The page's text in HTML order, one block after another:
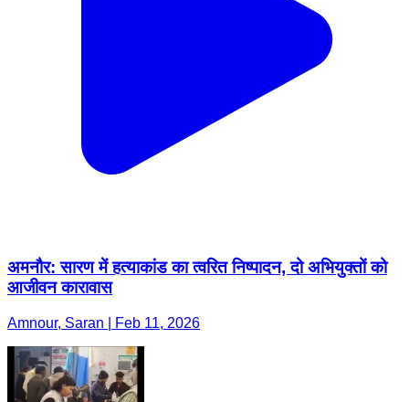
अमनौर: सारण में हत्याकांड का त्वरित निष्पादन, दो अभियुक्तों को
आजीवन कारावास
Amnour, Saran | Feb 11, 2026